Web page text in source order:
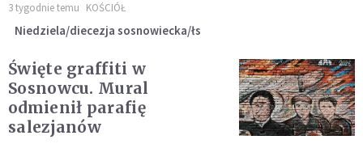
3 tygodnie temu KOŚCIÓŁ
Niedziela/diecezja sosnowiecka/łs
Święte graffiti w
Sosnowcu. Mural
odmienił parafię
salezjanów